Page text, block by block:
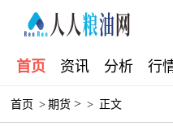
首页 资讯 分析 行
首页 > 期货 > > 正文